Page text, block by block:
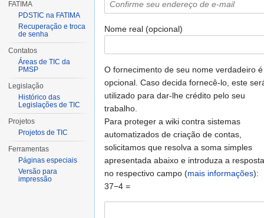
Nome real (opcional)
O fornecimento de seu nome verdadeiro é
opcional. Caso decida fornecê-lo, este
utilizado para dar-lhe crédito pelo seu
trabalho.
Para proteger a wiki contra sistemas
automatizados de criação de contas,
solicitamos que resolva a soma simples
apresentada abaixo e introduza a resposta
no respectivo campo (mais informações):
37−4 =
FATIMA
PDSTIC na FATIMA
Recuperação e troca
de senha
Contatos
Áreas de TIC da
PMSP
Legislação
Histórico das
Legislações de TIC
Projetos
Projetos de TIC
Ferramentas
Páginas especiais
Versão para
impressão